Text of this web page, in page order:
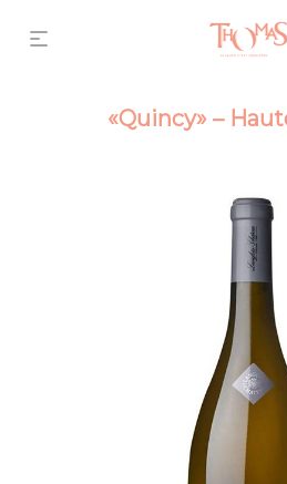
«Quincy» –